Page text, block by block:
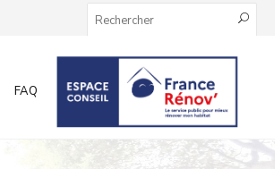
FAQ INFOS AUX PARTICULIERS